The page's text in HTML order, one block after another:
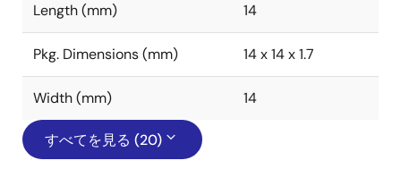
Length (mm) 14
Pkg. Dimensions (mm) 14 x 14 x 1.7
Width (mm) 14
すべてを見る (20)